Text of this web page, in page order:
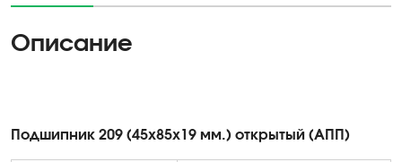
Описание
Подшипник 209 (45х85х19 мм.) открытый (АПП)